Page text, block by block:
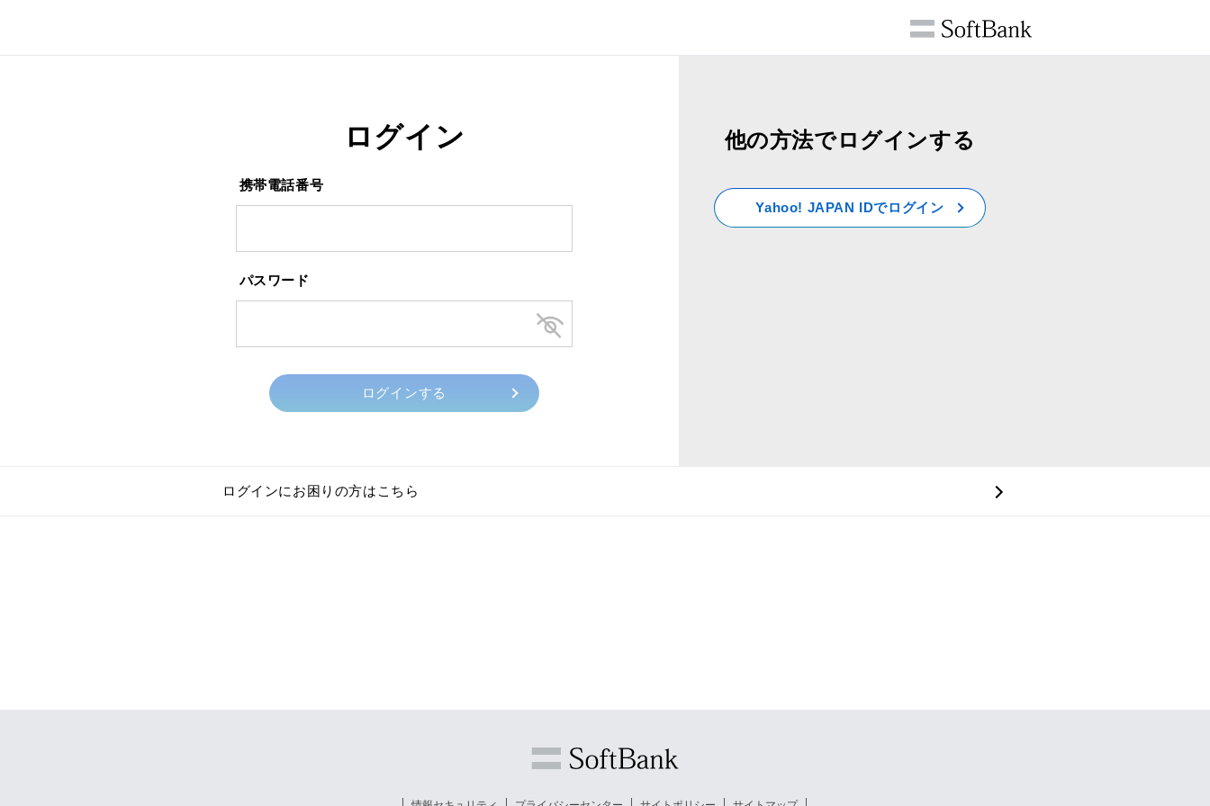
ログイン
携帯電話番号
パスワード
他の方法でログインする
Yahoo! JAPAN IDでログイン
ログインにお困りの方はこちら